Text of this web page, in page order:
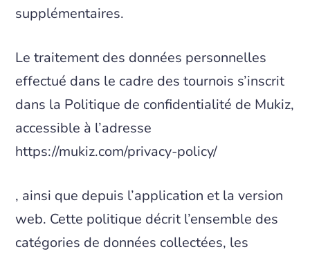
supplémentaires.
Le traitement des données personnelles
effectué dans le cadre des tournois s’inscrit
dans la Politique de confidentialité de Mukiz,
accessible à l’adresse
https://mukiz.com/privacy-policy/
, ainsi que depuis l’application et la version
web. Cette politique décrit l’ensemble des
catégories de données collectées, les